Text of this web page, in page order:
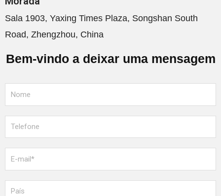
Sala 1903, Yaxing Times Plaza, Songshan South
Road, Zhengzhou, China
Bem-vindo a deixar uma mensagem